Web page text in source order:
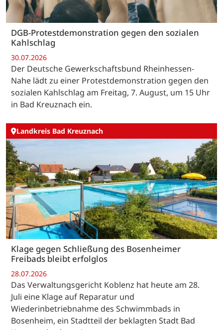
DGB-Protestdemonstration gegen den sozialen
Kahlschlag
30.07.2026
Der Deutsche Gewerkschaftsbund Rheinhessen-
Nahe lädt zu einer Protestdemonstration gegen den
sozialen Kahlschlag am Freitag, 7. August, um 15 Uhr
in Bad Kreuznach ein.
Landkreis Bad Kreuznach
Klage gegen Schließung des Bosenheimer
Freibads bleibt erfolglos
28.07.2026
Das Verwaltungsgericht Koblenz hat heute am 28.
Juli eine Klage auf Reparatur und
Wiederinbetriebnahme des Schwimmbads in
Bosenheim, ein Stadtteil der beklagten Stadt Bad